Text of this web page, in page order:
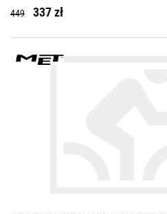
449 337 zł